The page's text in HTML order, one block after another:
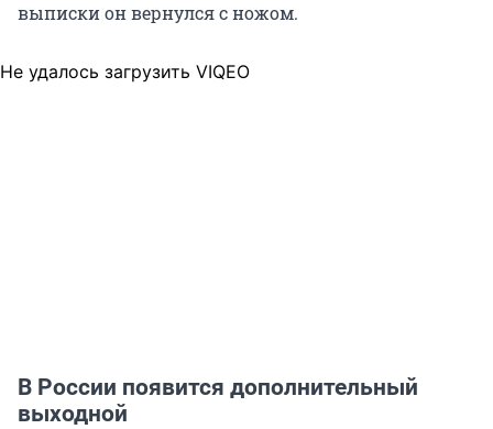
выписки он вернулся с ножом.
Не удалось загрузить VIQEO
В России появится дополнительный
выходной